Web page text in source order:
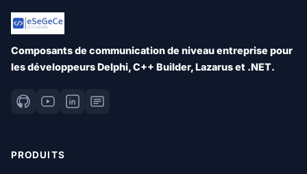
Composants de communication de niveau entreprise pour
les développeurs Delphi, C++ Builder, Lazarus et .NET.
PRODUITS